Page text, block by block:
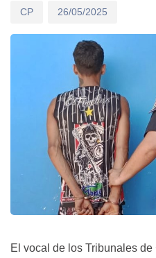
CP 26/05/2025
El vocal de los Tribunales de